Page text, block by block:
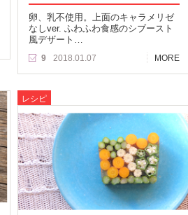
卵、乳不使用。上面のキャラメリゼ
なしver. ふわふわ食感のシブースト
風デザート…
9 2018.01.07 MORE
レシピ